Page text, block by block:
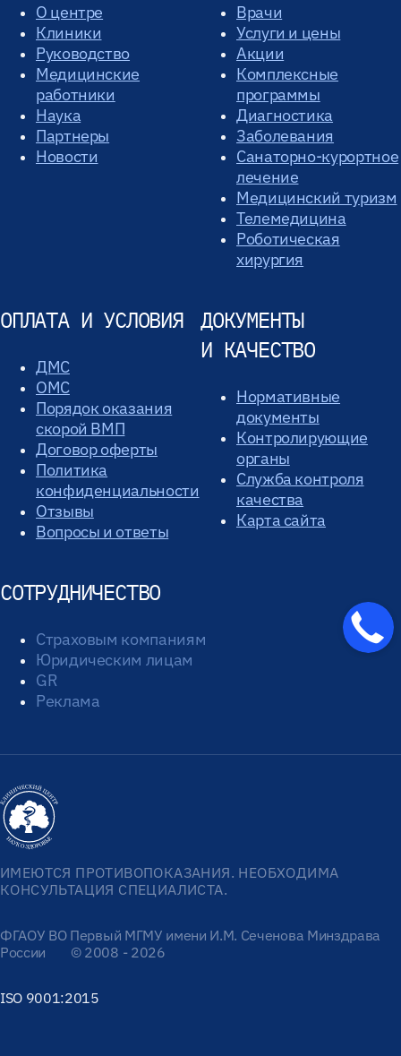
О центре
Клиники
Руководство
Медицинские
работники
Наука
Партнеры
Новости
Врачи
Услуги и цены
Акции
Комплексные
программы
Диагностика
Заболевания
Санаторно-курортное
лечение
Медицинский туризм
Телемедицина
Роботическая
хирургия
ОПЛАТА И УСЛОВИЯ
ДМС
ОМС
Порядок оказания
скорой ВМП
Договор оферты
Политика
конфиденциальности
Отзывы
Вопросы и ответы
ДОКУМЕНТЫ
И КАЧЕСТВО
Нормативные
документы
Контролирующие
органы
Служба контроля
качества
Карта сайта
СОТРУДНИЧЕСТВО
Страховым компаниям
Юридическим лицам
GR
Реклама
ИМЕЮТСЯ ПРОТИВОПОКАЗАНИЯ. НЕОБХОДИМА
КОНСУЛЬТАЦИЯ СПЕЦИАЛИСТА.
ФГАОУ ВО Первый МГМУ имени И.М. Сеченова Минздрава
России
© 2008 - 2026
ISO 9001:2015